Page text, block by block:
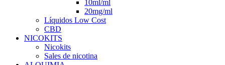
10ml/ml
20mg/ml
Líquidos Low Cost
CBD
NICOKITS
Nicokits
Sales de nicotina